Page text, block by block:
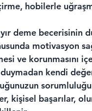
hobilerle
deme becerisinin
motivasyon
ve korunmasını
duymadan kendi
kişisel başarılar,